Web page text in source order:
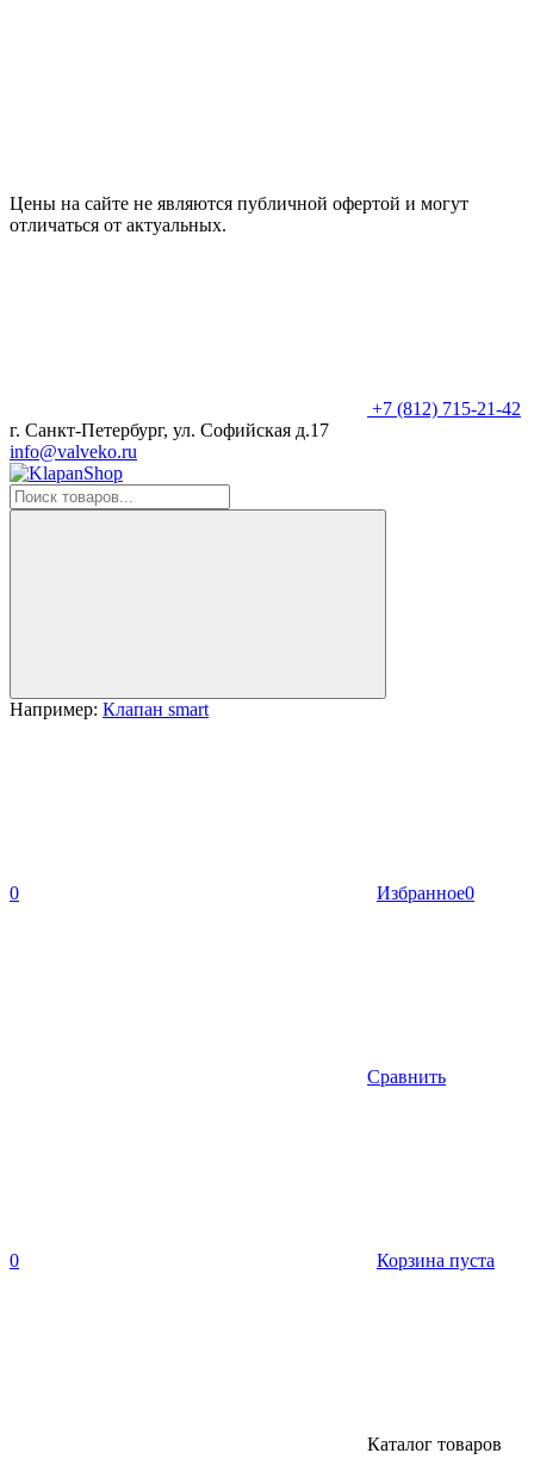
Цены на сайте не являются публичной офертой и могут
отличаться от актуальных.
+7 (812) 715-21-42
г. Санкт-Петербург, ул. Софийская д.17
info@valveko.ru
Например: Клапан smart
0 Избранное0
Сравнить
0 Корзина пуста
Каталог товаров